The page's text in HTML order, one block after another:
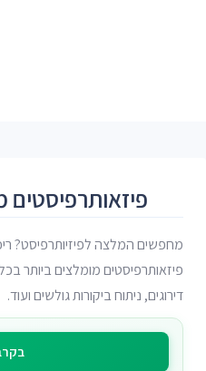
מחפשים המלצה לפיזיותרפיסט?
פיזאותרפיסטים מומלצים ביותר
דירוגים, ניתוח ביקורות גולשים ועוד.